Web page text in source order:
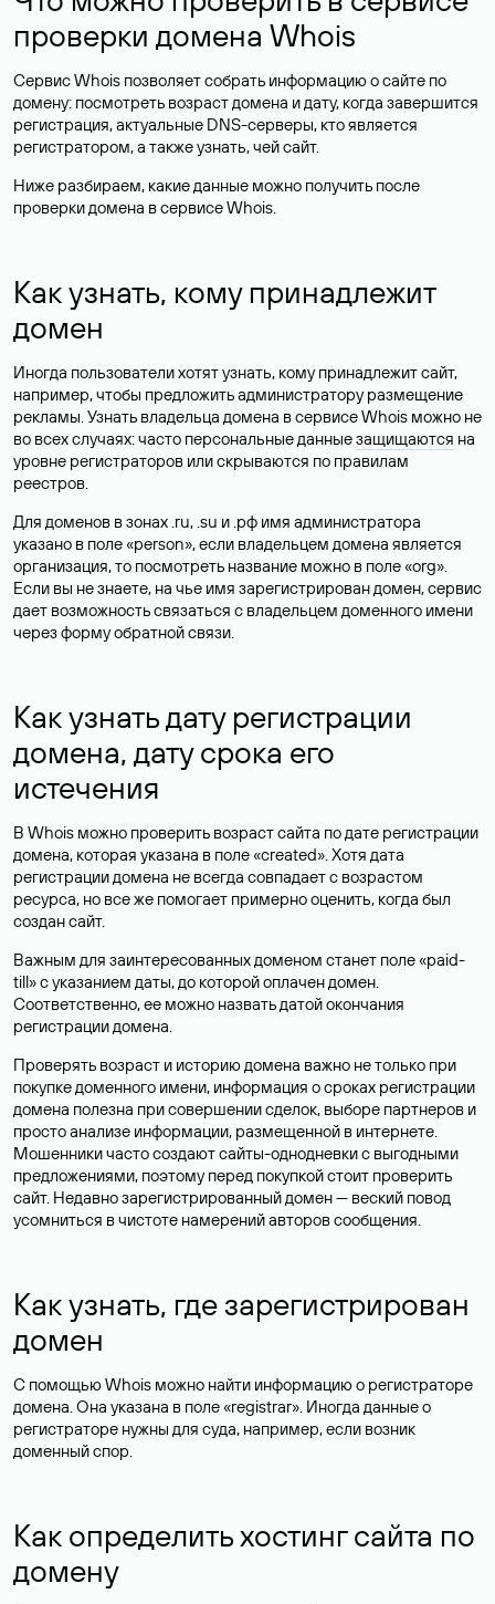
проверки домена Whois
Сервис Whois позволяет собрать информацию о сайте по
домену: посмотреть возраст домена и дату, когда завершится
регистрация, актуальные DNS-серверы, кто является
регистратором, а также узнать, чей сайт.
Ниже разбираем, какие данные можно получить после
проверки домена в сервисе Whois.
Как узнать, кому принадлежит
домен
Иногда пользователи хотят узнать, кому принадлежит сайт,
например, чтобы предложить администратору размещение
рекламы. Узнать владельца домена в сервисе Whois можно не
во всех случаях: часто персональные данныезащищаются на
уровне регистраторов или скрываются по правилам
реестров.
Для доменов в зонах .ru, .su и .рф имя администратора
указано в поле «person», если владельцем домена является
организация, то посмотреть название можно в поле «org».
Если вы не знаете, на чье имя зарегистрирован домен, сервис
дает возможность связаться с владельцем доменного имени
через форму обратной связи.
Как узнать дату регистрации
домена, дату срока его
истечения
В Whois можно проверить возраст сайта по дате регистрации
домена, которая указана в поле «created». Хотя дата
регистрации домена не всегда совпадает с возрастом
ресурса, но все же помогает примерно оценить, когда был
создан сайт.
Важным для заинтересованных доменом станет поле «paid-
till» с указанием даты, до которой оплачен домен.
Соответственно, ее можно назвать датой окончания
регистрации домена.
Проверять возраст и историю домена важно не только при
покупке доменного имени, информация о сроках регистрации
домена полезна при совершении сделок, выборе партнеров и
просто анализе информации, размещенной в интернете.
Мошенники часто создают сайты-однодневки с выгодными
предложениями, поэтому перед покупкой стоит проверить
сайт. Недавно зарегистрированный домен — веский повод
усомниться в чистоте намерений авторов сообщения.
Как узнать, где зарегистрирован
домен
С помощью Whois можно найти информацию о регистраторе
домена. Она указана в поле «registrar». Иногда данные о
регистраторе нужны для суда, например, если возник
доменный спор.
Как определить хостинг сайта по
домену